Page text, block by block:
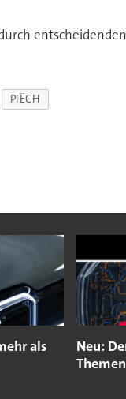
PIËCH
als
Neu: